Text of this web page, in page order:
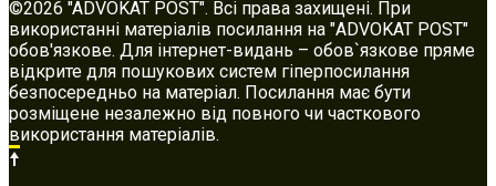
©2026 "ADVOKAT POST". Всі права захищені. При
використанні матеріалів посилання на "ADVOKAT POST"
обов'язкове. Для інтернет-видань – обов`язкове пряме
відкрите для пошукових систем гіперпосилання
безпосередньо на матеріал. Посилання має бути
розміщене незалежно від повного чи часткового
використання матеріалів.